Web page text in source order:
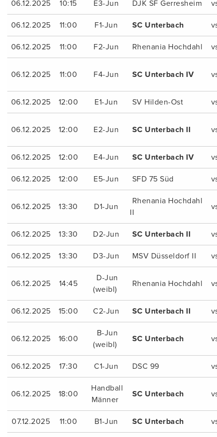
06.12.2025 10:15 E3-Jun DJK SF Gerresheim
06.12.2025 11:00 F1-Jun SC Unterbach
06.12.2025 11:00 F2-Jun Rhenania Hochdahl
06.12.2025 11:00 F4-Jun SC Unterbach IV
06.12.2025 12:00 E1-Jun SV Hilden-Ost
06.12.2025 12:00 E2-Jun SC Unterbach II
06.12.2025 12:00 E4-Jun SC Unterbach IV
06.12.2025 12:00 E5-Jun SFD 75 Süd
06.12.2025 13:30 D1-Jun
Rhenania Hochdahl
II
06.12.2025 13:30 D2-Jun SC Unterbach II
06.12.2025 13:30 D3-Jun MSV Düsseldorf II
06.12.2025 14:45
D-Jun
(weibl)
Rhenania Hochdahl
06.12.2025 15:00 C2-Jun SC Unterbach II
06.12.2025 16:00
B-Jun
(weibl)
SC Unterbach
06.12.2025 17:30 C1-Jun DSC 99
06.12.2025 18:00
Handball
Männer
SC Unterbach
07.12.2025 11:00 B1-Jun SC Unterbach